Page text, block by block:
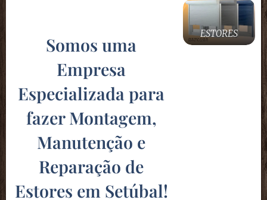
ESTORES
Somos uma
Empresa
Especializada para
fazer Montagem,
Manutenção e
Reparação de
Estores em Setúbal!